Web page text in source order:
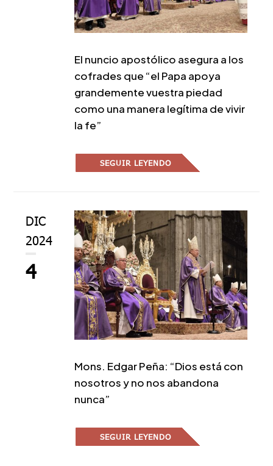
El nuncio apostólico asegura a los
cofrades que “el Papa apoya
grandemente vuestra piedad
como una manera legítima de vivir
la fe”
SEGUIR LEYENDO
DIC
2024
4
Mons. Edgar Peña: “Dios está con
nosotros y no nos abandona
nunca”
SEGUIR LEYENDO